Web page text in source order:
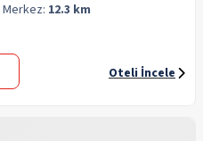
Merkez: 12.3 km
Oteli İncele